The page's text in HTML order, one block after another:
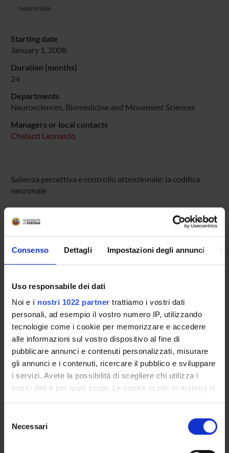
Consenso Dettagli Impostazioni degli annunci
Uso responsabile dei dati
Noi e i nostri 1022 partner trattiamo i vostri dati
personali, ad esempio il vostro numero IP, utilizzando
tecnologie come i cookie per memorizzare e accedere
alle informazioni sul vostro dispositivo al fine di
pubblicare annunci e contenuti personalizzati, misurare
gli annunci e i contenuti, ricercare il pubblico e sviluppare
i servizi. Avete la possibilità di scegliere chi utilizza i
vostri dati e per quali scopi. Le vostre scelte in materia di
modificare o revocare il proprio consenso in qualsiasi
momento dalla Dichiarazione sui cookie o facendo clic
delNecessari
neuronale
Starting date
January 1, 2008
Duration (months)
24
Departments
Neurosciences, Biomedicine and Movement Sciences
Managers or local contacts
Chelazzi Leonardo
Salienza percettiva e controllo attenzionale: la codifica
neuronale
PROJECT PARTICIPANTS
Full Professor
SECTIONS
Physiology and Psychology Section
ACTIVITIES